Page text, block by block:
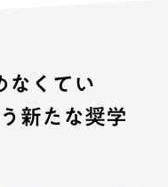
なくてい
新たな奨学